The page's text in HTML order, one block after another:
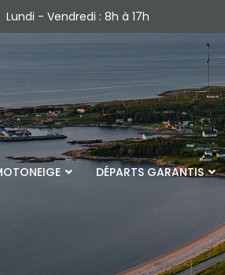
Lundi - Vendredi : 8h à 17h
DÉPARTS GARANTIS